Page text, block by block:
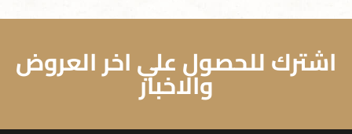
اشترك للحصول علي اخر العروض
والاخبار